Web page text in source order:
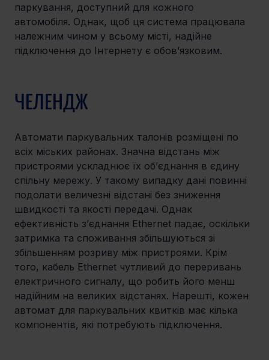
паркування, доступний для кожного
автомобіля. Однак, щоб ця система працювала
належним чином у всьому місті, надійне
підключення до Інтернету є обов’язковим.
ЧЕЛЕНДЖ
Автомати паркувальних талонів розміщені по
всіх міських районах. Значна відстань між
пристроями ускладнює їх об’єднання в єдину
спільну мережу. У такому випадку дані повинні
подолати величезні відстані без зниження
швидкості та якості передачі. Однак
ефективність з’єднання Ethernet падає, оскільки
затримка та споживання збільшуються зі
збільшенням розриву між пристроями. Крім
того, кабель Ethernet чутливий до переривань
електричного сигналу, що робить його менш
надійним на великих відстанях. Нарешті, кожен
автомат для паркувальних квитків має кілька
компонентів, які потребують підключення.